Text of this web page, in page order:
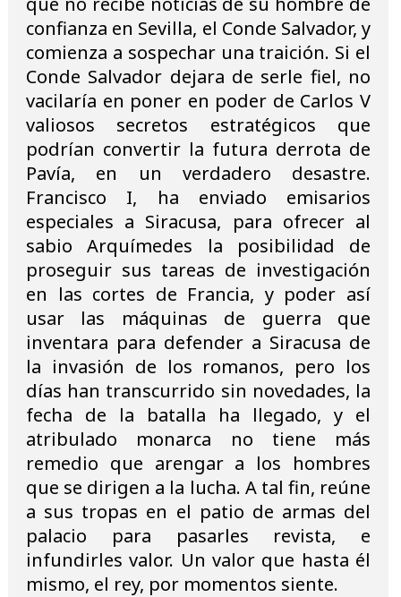
confianza en Sevilla, el Conde Salvador, y
comienza a sospechar una traición. Si el
Conde Salvador dejara de serle fiel, no
vacilaría en poner en poder de Carlos V
valiosos secretos estratégicos que
podrían convertir la futura derrota de
Pavía, en un verdadero desastre.
Francisco I, ha enviado emisarios
especiales a Siracusa, para ofrecer al
sabio Arquímedes la posibilidad de
proseguir sus tareas de investigación
en las cortes de Francia, y poder así
usar las máquinas de guerra que
inventara para defender a Siracusa de
la invasión de los romanos, pero los
días han transcurrido sin novedades, la
fecha de la batalla ha llegado, y el
atribulado monarca no tiene más
remedio que arengar a los hombres
que se dirigen a la lucha. A tal fin, reúne
a sus tropas en el patio de armas del
palacio para pasarles revista, e
infundirles valor. Un valor que hasta él
mismo, el rey, por momentos siente.